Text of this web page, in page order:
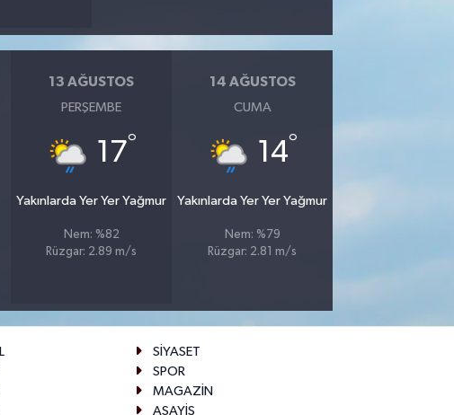
13 AĞUSTOS
PERŞEMBE
17°
Yakınlarda Yer Yer Yağmur
Nem: %82
Rüzgar: 2.89 m/s
14 AĞUSTOS
CUMA
14°
Yakınlarda Yer Yer Yağmur
Nem: %79
Rüzgar: 2.81 m/s
SİYASET
SPOR
MAGAZİN
ASAYİŞ